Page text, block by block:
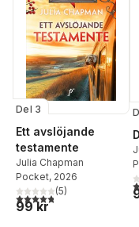
Del 3
Ett avslöjande
testamente
Julia Chapman
Pocket, 2026
4,8utav 5 stjärnor. Totalt
(5)
99 kr